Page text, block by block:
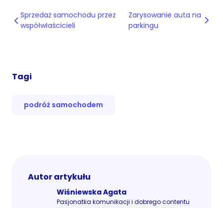
Sprzedaż samochodu przez
współwłaścicieli
Zarysowanie auta na
parkingu
Tagi
podróż samochodem
Autor artykułu
Wiśniewska Agata
Pasjonatka komunikacji i dobrego contentu